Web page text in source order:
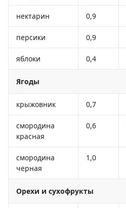
нектарин 0,9
персики 0,9
яблоки 0,4
Ягоды
крыжовник 0,7
смородина
красная
0,6
смородина
черная
1,0
Орехи и сухофрукты